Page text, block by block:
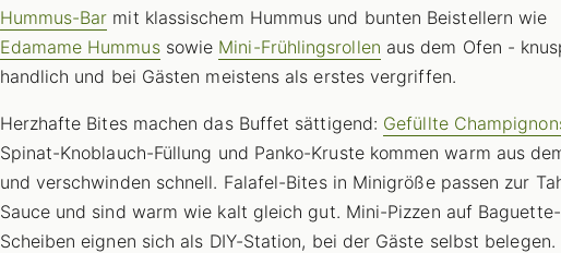
Hummus-Bar mit klassischem Hummus und bunten Beistellern wie
Edamame Hummussowie Mini-Frühlingsrollen aus dem Ofen -
handlich und bei Gästen meistens als erstes vergriffen.
Herzhafte Bites machen das Buffet sättigend: Gefüllte
Spinat-Knoblauch-Füllung und Panko-Kruste kommen warm aus
und verschwinden schnell. Falafel-Bites in Minigröße passen zur
Sauce und sind warm wie kalt gleich gut. Mini-Pizzen auf Baguette-
Scheiben eignen sich als DIY-Station, bei der Gäste selbst belegen.